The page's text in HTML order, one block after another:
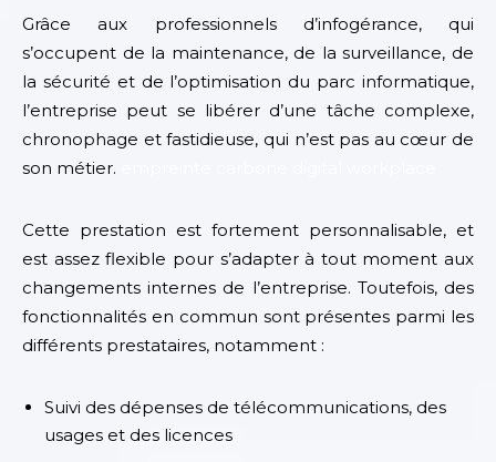
Grâce aux professionnels d’infogérance, qui
s’occupent de la maintenance, de la surveillance, de
la sécurité et de l’optimisation du parc informatique,
l’entreprise peut se libérer d’une tâche complexe,
chronophage et fastidieuse, qui n’est pas au cœur de
son métier.
Cette prestation est fortement personnalisable, et
est assez flexible pour s’adapter à tout moment aux
changements internes de l’entreprise. Toutefois, des
fonctionnalités en commun sont présentes parmi les
différents prestataires, notamment :
Suivi des dépenses de télécommunications, des
usages et des licences